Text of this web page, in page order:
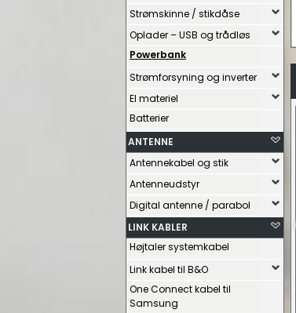
Strømskinne / stikdåse
Oplader – USB og trådløs
Powerbank
Strømforsyning og inverter
El materiel
Batterier
ANTENNE
Antennekabel og stik
Antenneudstyr
Digital antenne / parabol
LINK KABLER
Højtaler systemkabel
Link kabel til B&O
One Connect kabel til
Samsung